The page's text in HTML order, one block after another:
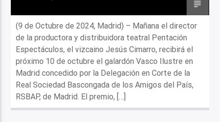
(9 de Octubre de 2024, Madrid) – Mañana el director
de la productora y distribuidora teatral Pentación
Espectáculos, el vizcaino Jesús Cimarro, recibirá el
próximo 10 de octubre el galardón Vasco Ilustre en
Madrid concedido por la Delegación en Corte de la
Real Sociedad Bascongada de los Amigos del País,
RSBAP, de Madrid. El premio, […]